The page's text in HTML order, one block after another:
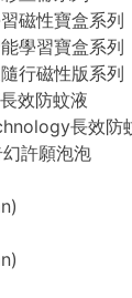
磁性寶盒系列
學習寶盒系列
行磁性版系列
效防蚊液
長效防
許願泡泡